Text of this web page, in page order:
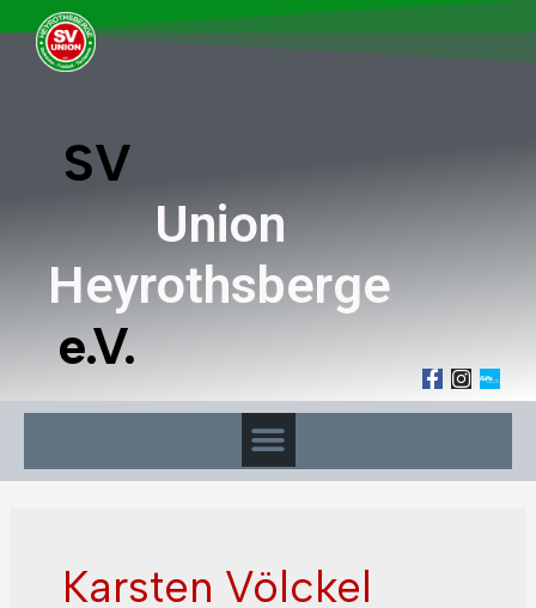
SV
Union
Heyrothsberge
e.V.
Karsten Völckel